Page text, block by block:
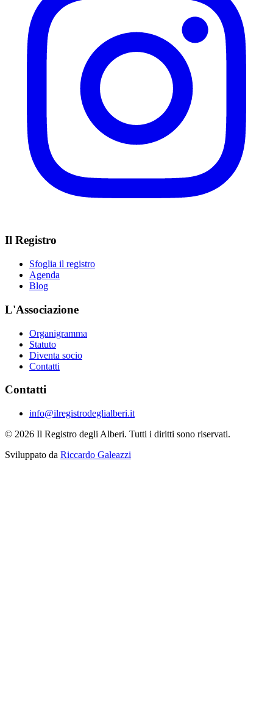
Il Registro
Sfoglia il registro
Agenda
Blog
L'Associazione
Organigramma
Statuto
Diventa socio
Contatti
Contatti
info@ilregistrodeglialberi.it
© 2026 Il Registro degli Alberi. Tutti i diritti sono riservati.
Sviluppato da Riccardo Galeazzi